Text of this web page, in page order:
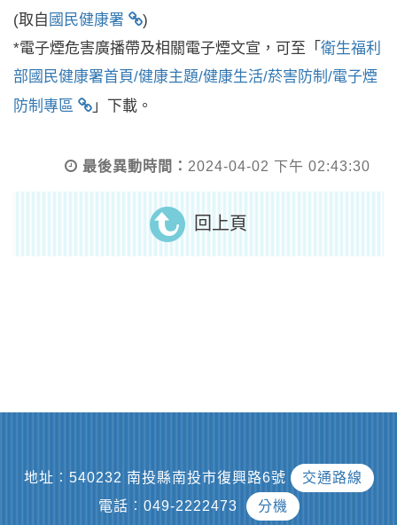
(取自 國民健康署
)
*電子煙危害廣播帶及相關電子煙文宣，可至「 衛生福利
部國民健康署首頁/健康主題/健康生活/菸害防制/電子煙
防制專區
」下載。
最後異動時間： 2024-04-02 下午 02:43:30
回上頁
地址︰540232 南投縣南投市復興路6號
交通路線
電話︰049-2222473
分機